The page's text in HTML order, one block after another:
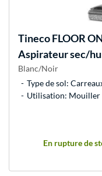
TinecoFLOOR
Aspirateur sec/
Blanc/Noir
Type de sol:
Utilisation: Mouiller
En rupture de